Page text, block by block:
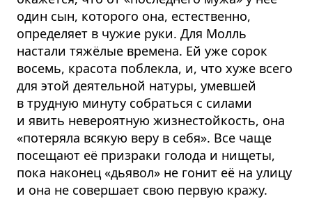
один сын, которого она, естественно,
определяет в чужие руки. Для Молль
настали тяжёлые времена. Ей уже сорок
восемь, красота поблекла, и, что хуже всего
для этой деятельной натуры, умевшей
в трудную минуту собраться с силами
и явить невероятную жизнестойкость, она
«потеряла всякую веру в себя». Все чаще
посещают её призраки голода и нищеты,
пока наконец «дьявол» не гонит её на улицу
и она не совершает свою первую кражу.